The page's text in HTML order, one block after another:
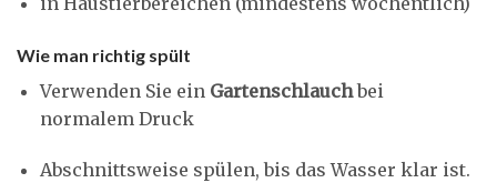
Wie man richtig spült
Verwenden Sie ein Gartenschlauchbei
normalem Druck
Abschnittsweise spülen, bis das Wasser klar ist.